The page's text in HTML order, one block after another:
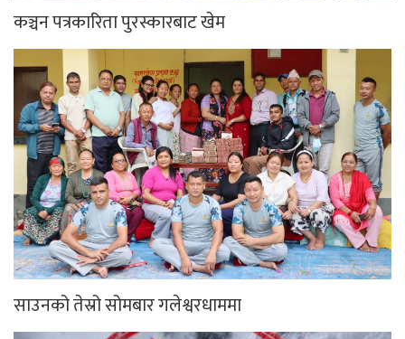
कञ्चन पत्रकारिता पुरस्कारबाट खेम
साउनको तेस्रो सोमबार गलेश्वरधाममा